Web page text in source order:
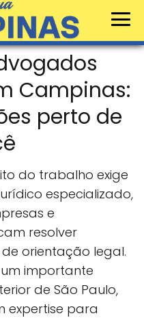
Campinas:
perto de
do trabalho exige
especializado,
e
resolver
orientação legal.
importante
de São Paulo,
expertise para